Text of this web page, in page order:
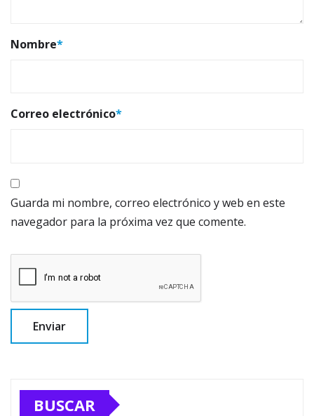
Nombre*
Correo electrónico*
Guarda mi nombre, correo electrónico y web en este
navegador para la próxima vez que comente.
BUSCAR